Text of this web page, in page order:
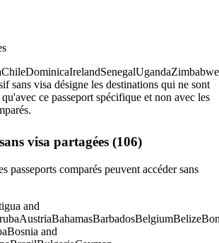
ChileDominicaIrelandSenegalUgandaZimbabwe
sans visa désigne les destinations qui ne sont
qu'avec ce passeport spécifique et non avec les
visa partagées (106)
passeports comparés peuvent accéder sans
and
AustriaBahamasBarbadosBelgiumBelize
Bosnia and